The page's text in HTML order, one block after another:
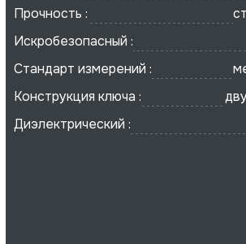
Прочность :
Искробезопасный :
Стандарт измерений :
Конструкция ключа :
Диэлектрический :